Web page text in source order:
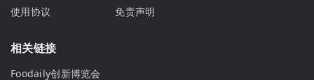
使用协议
免责声明
相关链接
Foodaily创新博览会